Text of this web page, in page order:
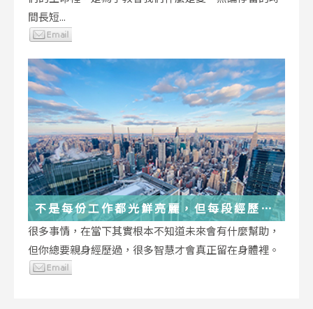
間長短...
不是每份工作都光鮮亮麗，但每段經歷都
在偷偷改變你
很多事情，在當下其實根本不知道未來會有什麼幫助，
但你總要親身經歷過，很多智慧才會真正留在身體裡。